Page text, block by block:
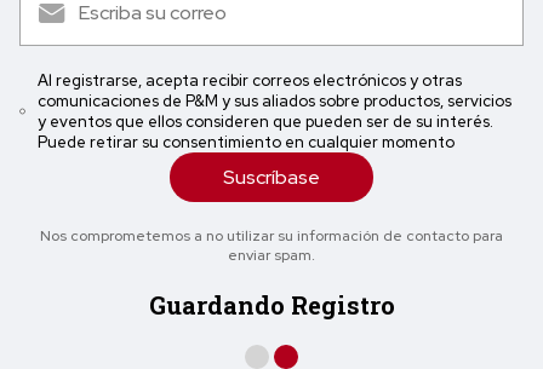
Al registrarse, acepta recibir correos electrónicos y otras
comunicaciones de P&M y sus aliados sobre productos, servicios
y eventos que ellos consideren que pueden ser de su interés.
Puede retirar su consentimiento en cualquier momento
Suscríbase
Nos comprometemos a no utilizar su información de contacto para
enviar spam.
Guardando Registro